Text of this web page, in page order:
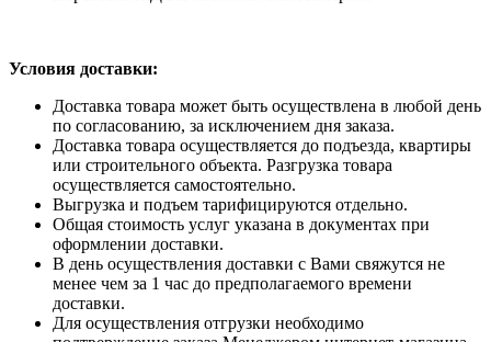
Условия доставки:
Доставка товара может быть осуществлена в любой день
по согласованию, за исключением дня заказа.
Доставка товара осуществляется до подъезда, квартиры
или строительного объекта. Разгрузка товара
осуществляется самостоятельно.
Выгрузка и подъем тарифицируются отдельно.
Общая стоимость услуг указана в документах при
оформлении доставки.
В день осуществления доставки с Вами свяжутся не
менее чем за 1 час до предполагаемого времени
доставки.
Для осуществления отгрузки необходимо